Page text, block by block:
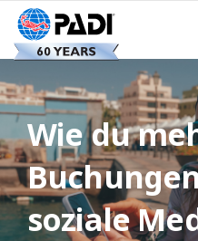
Wie du
soziale